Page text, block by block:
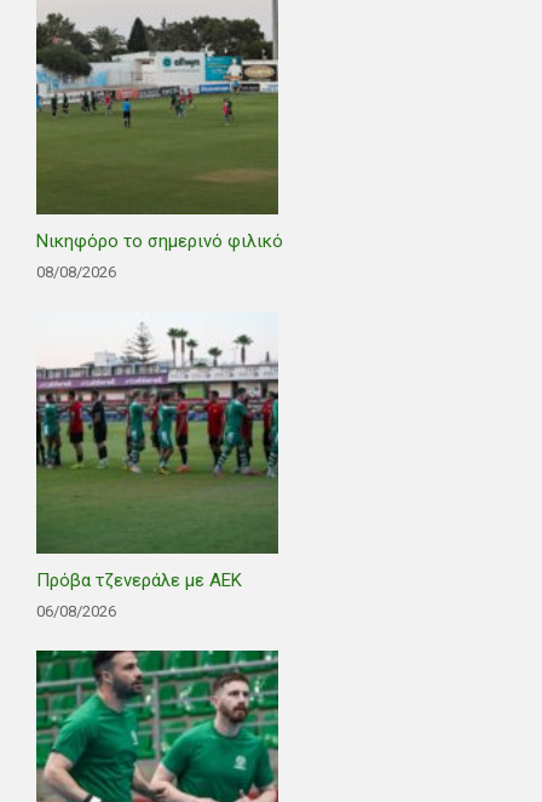
Νικηφόρο το σημερινό φιλικό
08/08/2026
Πρόβα τζενεράλε με ΑΕΚ
06/08/2026